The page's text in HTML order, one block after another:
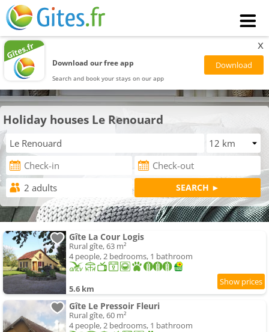
Download our free app
Search and book your stays on our app
x
Holiday houses Le Renouard
Gîte La Cour Logis
Rural gîte, 63 m²
4 people, 2 bedrooms, 1 bathroom
5.6 km
Gîte Le Pressoir Fleuri
Rural gîte, 60 m²
4 people, 2 bedrooms, 1 bathroom